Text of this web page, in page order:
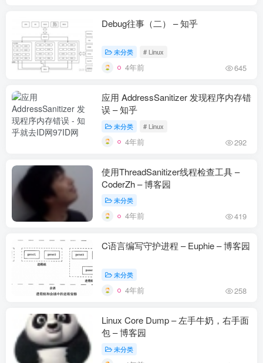
Debug往事（二） – 知乎
未分类 # Linux
4年前 645
应用 AddressSanitizer 发现程序内存错
误 – 知乎
未分类 # Linux
4年前 292
使用ThreadSanitizer线程检查工具 –
CoderZh – 博客园
未分类
4年前 419
C语言编写守护进程 – Euphie – 博客园
未分类
4年前 258
Linux Core Dump – 左手牛奶，右手面
包 – 博客园
未分类